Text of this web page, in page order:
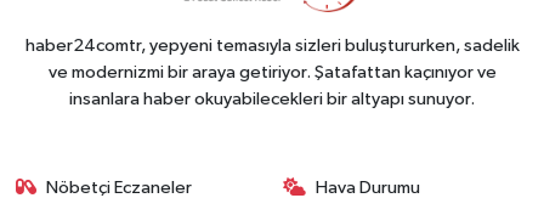
haber24comtr, yepyeni temasıyla sizleri buluştururken, sadelik
ve modernizmi bir araya getiriyor. Şatafattan kaçınıyor ve
insanlara haber okuyabilecekleri bir altyapı sunuyor.
Nöbetçi Eczaneler Hava Durumu